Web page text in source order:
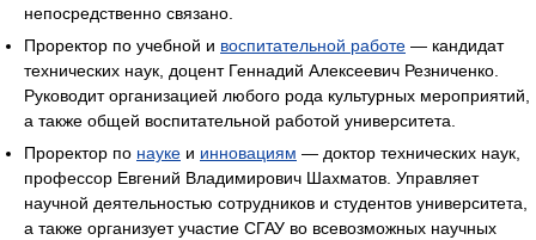
непосредственно связано.
Проректор по учебной и воспитательной работе — кандидат
технических наук, доцент Геннадий Алексеевич Резниченко.
Руководит организацией любого рода культурных мероприятий,
а также общей воспитательной работой университета.
Проректор по науке и инновациям — доктор технических наук,
профессор Евгений Владимирович Шахматов. Управляет
научной деятельностью сотрудников и студентов университета,
а также организует участие СГАУ во всевозможных научных